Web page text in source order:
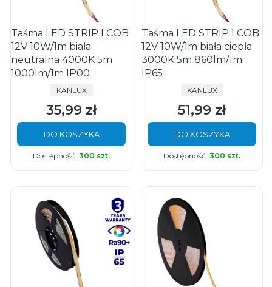
Taśma LED STRIP LCOB
12V 10W/1m biała
neutralna 4000K 5m
1000lm/1m IP00
PRODUCENT
KANLUX
Cena
35,99 zł
DO KOSZYKA
Dostępność: 300 szt.
Taśma LED STRIP LCOB
12V 10W/1m biała ciepła
3000K 5m 860lm/1m
IP65
PRODUCENT
KANLUX
Cena
51,99 zł
DO KOSZYKA
Dostępność: 300 szt.